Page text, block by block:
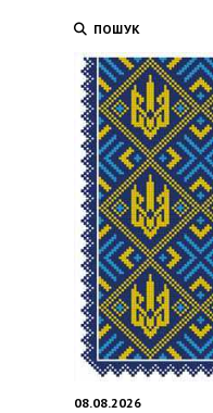
ПОШУК
08.08.2026